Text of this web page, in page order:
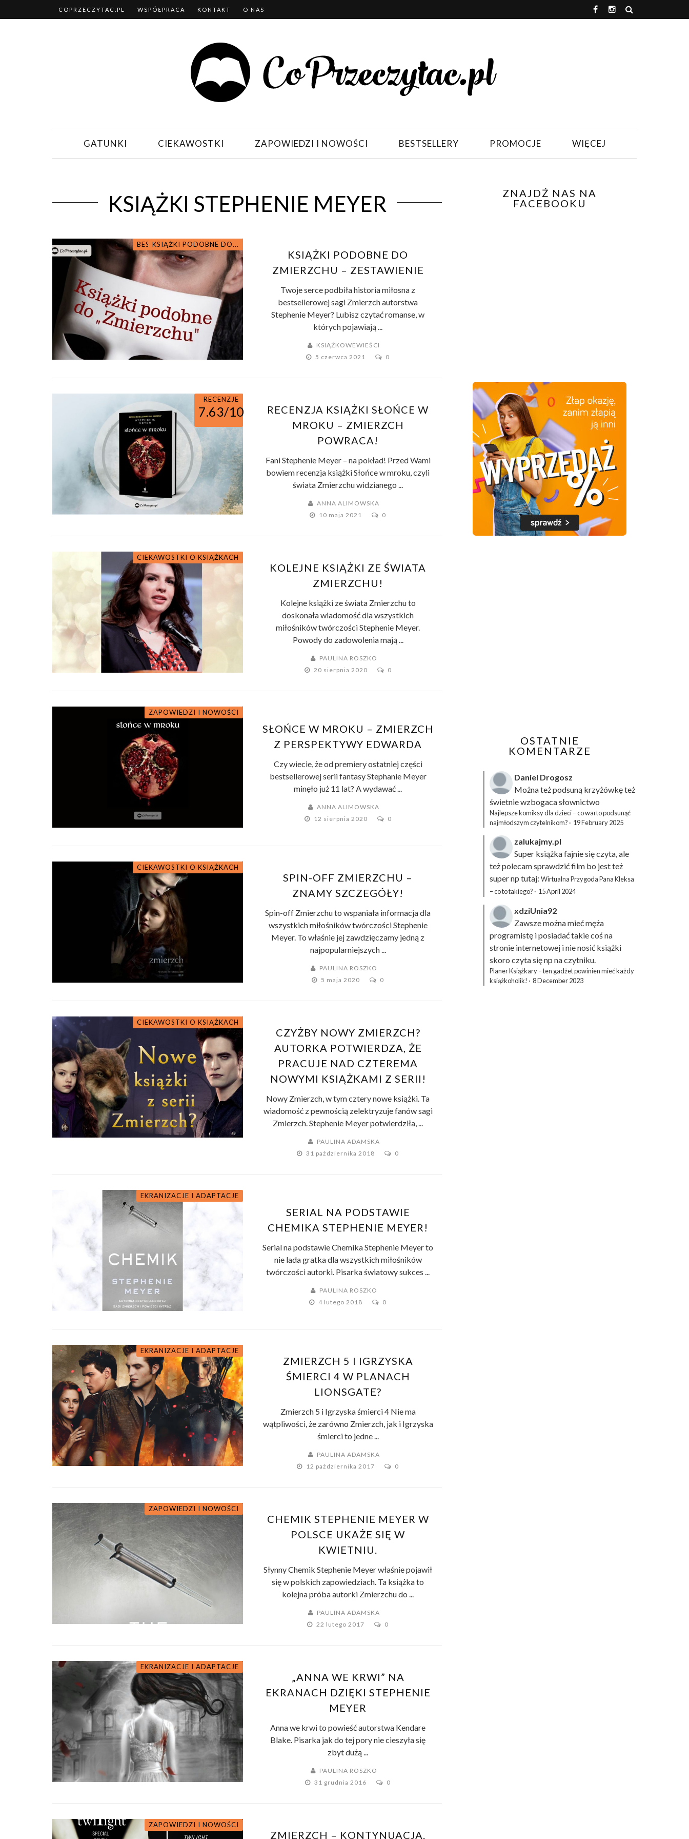
COPRZECZYTAC.PL WSPÓŁPRACA KONTAKT O NAS
GATUNKI CIEKAWOSTKI ZAPOWIEDZI I NOWOŚCI BESTSELLERY PROMOCJE WIĘCEJ
KSIĄŻKI STEPHENIE MEYER
BESTSELLERY I ZESTAWIENIA
KSIĄŻKI PODOBNE DO...
KSIĄŻKI PODOBNE DO
ZMIERZCHU – ZESTAWIENIE
Twoje serce podbiła historia miłosna z
bestsellerowej sagi Zmierzch autorstwa
Stephenie Meyer? Lubisz czytać romanse, w
których pojawiają ...
KSIĄŻKOWEWIEŚCI
5 czerwca 2021
0
RECENZJE
7.63/10
RECENZJA KSIĄŻKI SŁOŃCE W
MROKU – ZMIERZCH
POWRACA!
Fani Stephenie Meyer – na pokład! Przed Wami
bowiem recenzja książki Słońce w mroku, czyli
świata Zmierzchu widzianego ...
ANNA ALIMOWSKA
10 maja 2021
0
CIEKAWOSTKI O KSIĄŻKACH
KOLEJNE KSIĄŻKI ZE ŚWIATA
ZMIERZCHU!
Kolejne książki ze świata Zmierzchu to
doskonała wiadomość dla wszystkich
miłośników twórczości Stephenie Meyer.
Powody do zadowolenia mają ...
PAULINA ROSZKO
20 sierpnia 2020
0
ZAPOWIEDZI I NOWOŚCI
SŁOŃCE W MROKU – ZMIERZCH
Z PERSPEKTYWY EDWARDA
Czy wiecie, że od premiery ostatniej części
bestsellerowej serii fantasy Stephanie Meyer
minęło już 11 lat? A wydawać ...
ANNA ALIMOWSKA
12 sierpnia 2020
0
CIEKAWOSTKI O KSIĄŻKACH
SPIN-OFF ZMIERZCHU –
ZNAMY SZCZEGÓŁY!
Spin-off Zmierzchu to wspaniała informacja dla
wszystkich miłośników twórczości Stephenie
Meyer. To właśnie jej zawdzięczamy jedną z
najpopularniejszych ...
PAULINA ROSZKO
5 maja 2020
0
CIEKAWOSTKI O KSIĄŻKACH
CZYŻBY NOWY ZMIERZCH?
AUTORKA POTWIERDZA, ŻE
PRACUJE NAD CZTEREMA
NOWYMI KSIĄŻKAMI Z SERII!
Nowy Zmierzch, w tym cztery nowe książki. Ta
wiadomość z pewnością zelektryzuje fanów sagi
Zmierzch. Stephenie Meyer potwierdziła, ...
PAULINA ADAMSKA
31 października 2018
0
EKRANIZACJE I ADAPTACJE
SERIAL NA PODSTAWIE
CHEMIKA STEPHENIE MEYER!
Serial na podstawie Chemika Stephenie Meyer to
nie lada gratka dla wszystkich miłośników
twórczości autorki. Pisarka światowy sukces ...
PAULINA ROSZKO
4 lutego 2018
0
EKRANIZACJE I ADAPTACJE
ZMIERZCH 5 I IGRZYSKA
ŚMIERCI 4 W PLANACH
LIONSGATE?
Zmierzch 5 i Igrzyska śmierci 4 Nie ma
wątpliwości, że zarówno Zmierzch, jak i Igrzyska
śmierci to jedne ...
PAULINA ADAMSKA
12 października 2017
0
ZAPOWIEDZI I NOWOŚCI
CHEMIK STEPHENIE MEYER W
POLSCE UKAŻE SIĘ W
KWIETNIU.
Słynny Chemik Stephenie Meyer właśnie pojawił
się w polskich zapowiedziach. Ta książka to
kolejna próba autorki Zmierzchu do ...
PAULINA ADAMSKA
22 lutego 2017
0
EKRANIZACJE I ADAPTACJE
„ANNA WE KRWI” NA
EKRANACH DZIĘKI STEPHENIE
MEYER
Anna we krwi to powieść autorstwa Kendare
Blake. Pisarka jak do tej pory nie cieszyła się
zbyt dużą ...
PAULINA ROSZKO
31 grudnia 2016
0
ZAPOWIEDZI I NOWOŚCI
ZMIERZCH – KONTYNUACJA.
ZNAJDŹ NAS NA
FACEBOOKU
OSTATNIE
KOMENTARZE
Daniel Drogosz
Można też podsuną krzyżówkęteż
świetnie wzbogaca słownictwo
Najlepsze komiksy dla dzieci – co warto podsunąć
najmłodszym czytelnikom? · 19 February 2025
zalukajmy.pl
Super książka fajnie się czyta, ale
też polecam sprawdzić film bo jest też
super np tutaj: Wirtualna Przygoda Pana Kleksa
– co to takiego? · 15 April 2024
xdziUnia92
Zawsze można mieć męża
programistę i posiadać takie coś na
stronie internetowej i nie nosić książki
skoro czyta się np na czytniku.
Planer Książkary – ten gadżet powinien mieć każdy
książkoholik! · 8 December 2023